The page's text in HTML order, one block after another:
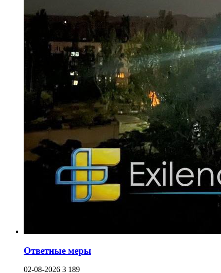
Ответные меры
02-08-2026 3 189